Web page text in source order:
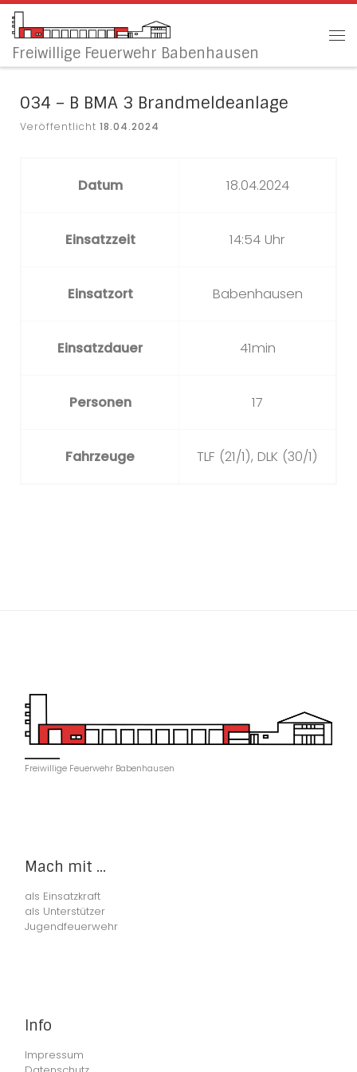
Zum Inhalt springen
Freiwillige Feuerwehr Babenhausen
034 – B BMA 3 Brandmeldeanlage
Veröffentlicht 18.04.2024
Datum 18.04.2024
Einsatzzeit 14:54 Uhr
Einsatzort Babenhausen
Einsatzdauer 41min
Personen 17
Fahrzeuge TLF (21/1), DLK (30/1)
Freiwillige Feuerwehr Babenhausen
Mach mit ...
als Einsatzkraft
als Unterstützer
Jugendfeuerwehr
Info
Impressum